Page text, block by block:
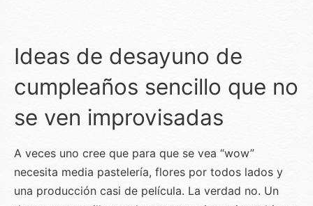
Ideas de desayuno de
cumpleaños sencillo que no
se ven improvisadas
A veces uno cree que para que se vea “wow”
necesita media pastelería, flores por todos lados y
una producción casi de película. La verdad no. Un